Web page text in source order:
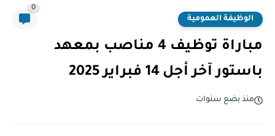
الوظيفة العمومية
0
مباراة توظيف 4 مناصب بمعهد
باستور آخر أجل 14 فبراير 2025
منذ بضع سنوات